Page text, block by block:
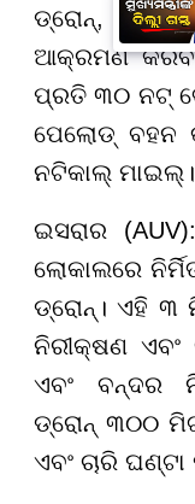
ଡ୍ରୋନ୍,
ଆକ୍ରମଣ
ପ୍ରତି ୩୦ ନଟ୍
ପେଲୋଡ୍ ବହନ
ନଟିକାଲ୍ ମାଇଲ୍।
ଇସରାର
ଲୋକାଲରେ
ଡ୍ରୋନ୍। ଏହି ୩
ନିରୀକ୍ଷଣ
ଏବଂ ବନ୍ଦର
ଡ୍ରୋନ୍ ୩୦୦
ଏବଂ ଚାରି